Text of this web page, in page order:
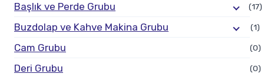
Başlık ve Perde Grubu (17)
Buzdolap ve Kahve Makina Grubu (1)
Cam Grubu (0)
Deri Grubu (0)